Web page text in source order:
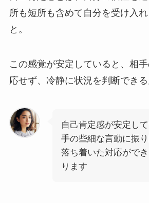
所も短所も含めて自分を受け入
と。
この感覚が安定していると、相
応せず、冷静に状況を判断できる
自己肯定感が安定し
手の些細な言動に振り
落ち着いた対応がで
ります